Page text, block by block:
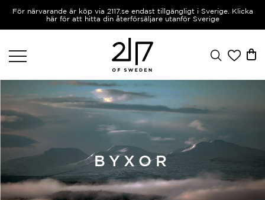
För närvarande är köp via 2117.se endast tillgängligt i Sverige. Klicka
här för att hitta din återförsäljare utanför Sverige
BYXOR